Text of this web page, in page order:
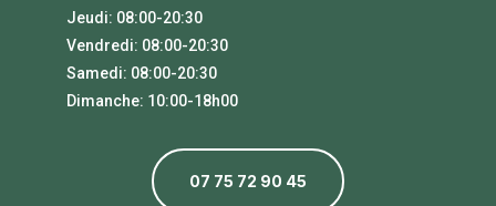
Jeudi: 08:00-20:30
Vendredi: 08:00-20:30
Samedi: 08:00-20:30
Dimanche: 10:00-18h00
07 75 72 90 45